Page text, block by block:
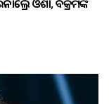
ଓଡ଼ିଶା, ବିକ୍ରମଙ୍କ